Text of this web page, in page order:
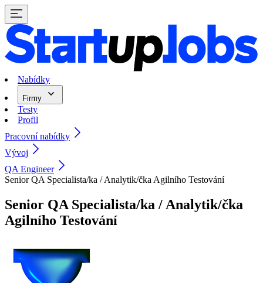
Nabídky
Firmy
Testy
Profil
Pracovní nabídky
Vývoj
QA Engineer
Senior QA Specialista/ka / Analytik/čka Agilního Testování
Senior QA Specialista/ka / Analytik/čka
Agilního Testování